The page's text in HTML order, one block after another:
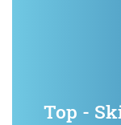
Top -